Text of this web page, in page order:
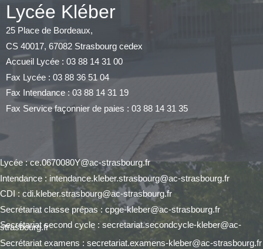
Lycée Kléber
25 Place de Bordeaux,
CS 40017, 67082 Strasbourg cedex
Accueil Lycée : 03 88 14 31 00
Fax Lycée : 03 88 36 51 04
Fax Intendance : 03 88 14 31 19
Fax Service façonnier de paies : 03 88 14 31 35
Lycée : ce.0670080Y@ac-strasbourg.fr
Intendance : intendance.kleber.strasbourg@ac-strasbourg.fr
CDI : cdi.kleber.strasbourg@ac-strasbourg.fr
Secrétariat classe prépas : cpge-kleber@ac-strasbourg.fr
Secrétariat second cycle : secretariat.secondcycle-kleber@ac-
strasbourg.fr
Secrétariat examens : secretariat.examens-kleber@ac-strasbourg.fr